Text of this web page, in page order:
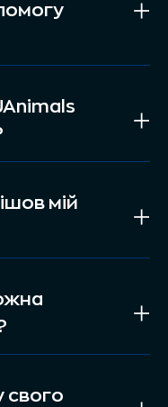
мій
свого